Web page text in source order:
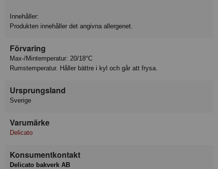
Innehåller:
Produkten innehåller det angivna allergenet.
Förvaring
Max-/Mintemperatur: 20/18°C
Rumstemperatur. Håller bättre i kyl och går att frysa.
Ursprungsland
Sverige
Varumärke
Delicato
Konsumentkontakt
Delicato bakverk AB